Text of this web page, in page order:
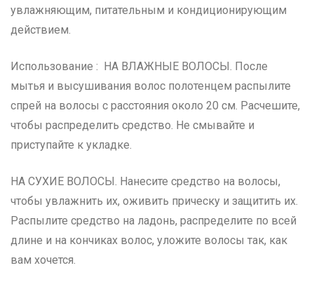
увлажняющим, питательным и кондиционирующим
действием.
Использование : НА ВЛАЖНЫЕ ВОЛОСЫ. После
мытья и высушивания волос полотенцем распылите
спрей на волосы с расстояния около 20 см. Расчешите,
чтобы распределить средство. Не смывайте и
приступайте к укладке.
НА СУХИЕ ВОЛОСЫ. Нанесите средство на волосы,
чтобы увлажнить их, оживить прическу и защитить их.
Распылите средство на ладонь, распределите по всей
длине и на кончиках волос, уложите волосы так, как
вам хочется.